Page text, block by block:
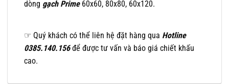
dòng gạch Prime 60x60, 80x80, 60x120.
☞ Quý khách có thể liên hệ đặt hàng qua Hotline
0385.140.156 để được tư vấn và báo giá chiết khấu
cao.